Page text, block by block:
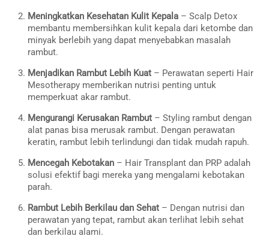
Meningkatkan Kesehatan Kulit Kepala – Scalp Detox
membantu membersihkan kulit kepala dari ketombe dan
minyak berlebih yang dapat menyebabkan masalah
rambut.
Menjadikan Rambut Lebih Kuat – Perawatan seperti Hair
Mesotherapy memberikan nutrisi penting untuk
memperkuat akar rambut.
Mengurangi Kerusakan Rambut – Styling rambut dengan
alat panas bisa merusak rambut. Dengan perawatan
keratin, rambut lebih terlindungi dan tidak mudah rapuh.
Mencegah Kebotakan – Hair Transplant dan PRP adalah
solusi efektif bagi mereka yang mengalami kebotakan
parah.
Rambut Lebih Berkilau dan Sehat – Dengan nutrisi dan
perawatan yang tepat, rambut akan terlihat lebih sehat
dan berkilau alami.